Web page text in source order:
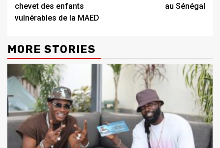
chevet des enfants
vulnérables de la MAED
au Sénégal
MORE STORIES